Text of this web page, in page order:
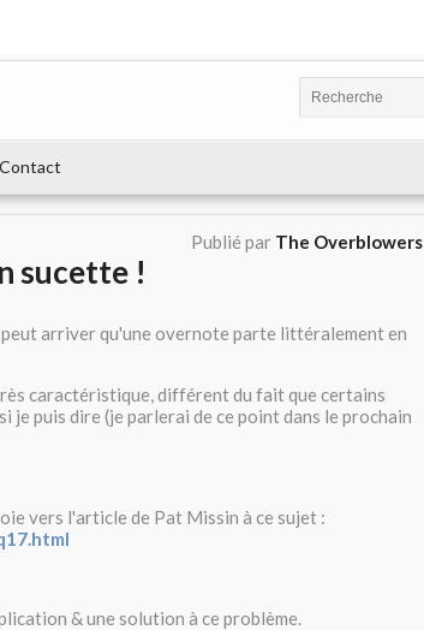
Contact
Publié par The Overblowers
sucette !
peut arriver qu'une overnote parte littéralement en
caractéristique, différent du fait que certains
je puis dire (je parlerai de ce point dans le prochain
vers l'article de Pat Missin à ce sujet :
& une solution à ce problème.